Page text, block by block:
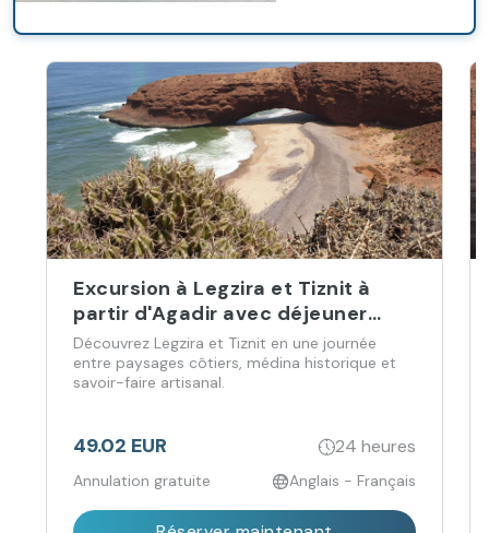
Excursion à Legzira et Tiznit à
partir d'Agadir avec déjeuner
face à la mer
Découvrez Legzira et Tiznit en une journée
entre paysages côtiers, médina historique et
savoir-faire artisanal.
49.02 EUR 24 heures
Annulation gratuite Anglais - Français